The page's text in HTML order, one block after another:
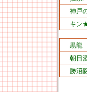
神戸
キン
黒龍
朝日
勝沼